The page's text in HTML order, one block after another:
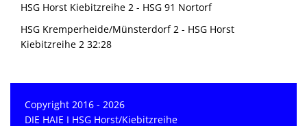
HSG Horst Kiebitzreihe 2 - HSG 91 Nortorf
HSG Kremperheide/Münsterdorf 2 - HSG Horst
Kiebitzreihe 2 32:28
Copyright 2016 - 2026
DIE HAIE I HSG Horst/Kiebitzreihe